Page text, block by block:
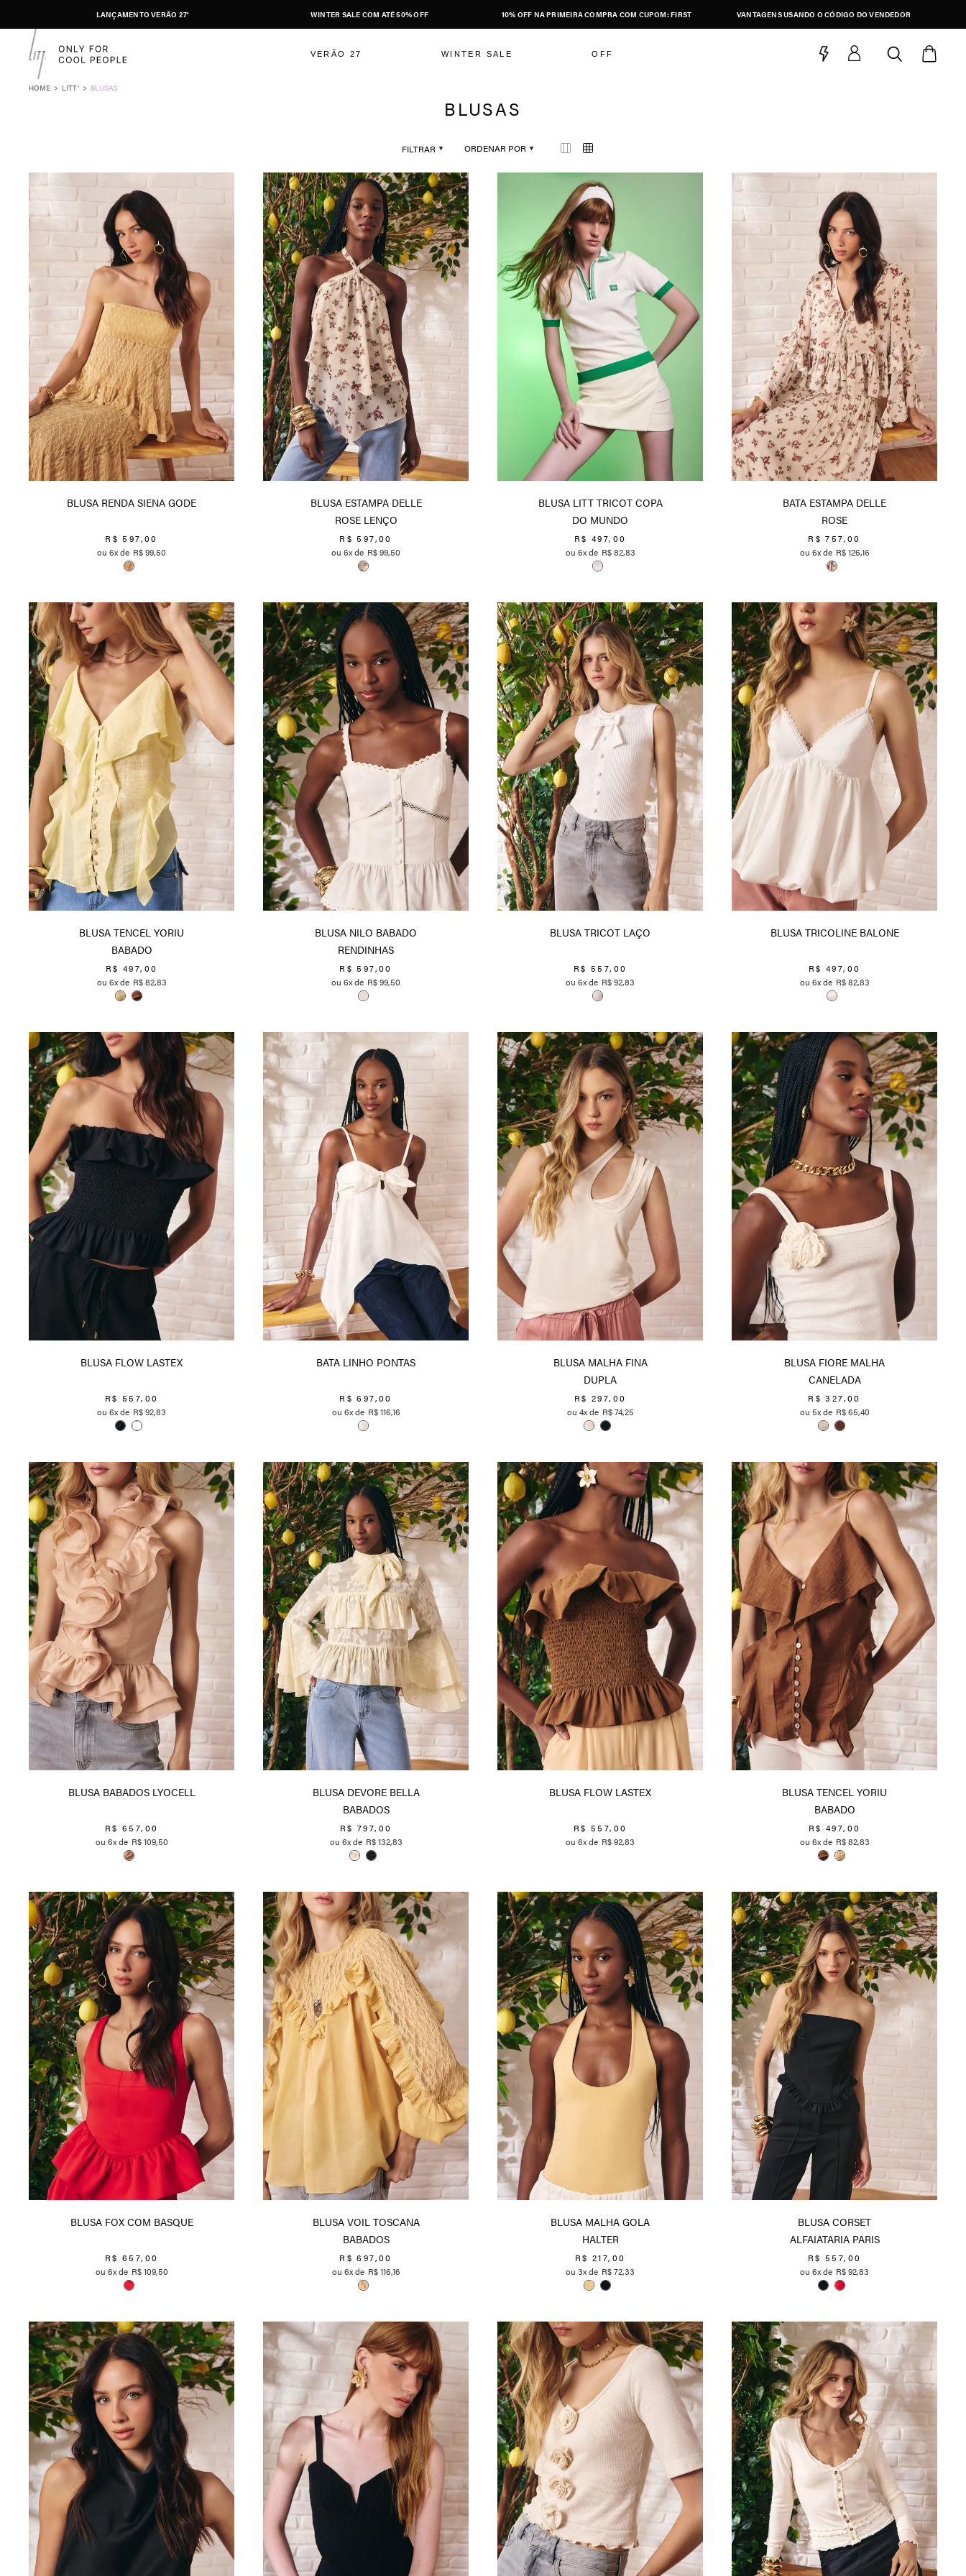
LANÇAMENTO VERÃO 27' WINTER SALE COM ATÉ 50% OFF 10% OFF NA PRIMEIRA COMPRA COM CUPOM: FIRST VANTAGENS USANDO O CÓDIGO DO VENDEDOR
VERÃO 27 WINTER SALE OFF
LITT' BLUSAS
BLUSAS
FILTRAR ORDENAR POR
BLUSA RENDA SIENA GODE
R$ 597,00
6
R$99,50
BLUSA ESTAMPA DELLE
ROSE LENÇO
R$ 597,00
6
R$99,50
BLUSA LITT TRICOT COPA
DO MUNDO
R$ 497, 00
6
R$82,83
BATA ESTAMPA DELLE
ROSE
R$ 757,00
6
R$126,16
BLUSA TENCEL YORIU
BABADO
R$ 497, 00
6
R$82,83
BLUSA NILO BABADO
RENDINHAS
R$ 597,00
6
R$99,50
BLUSA TRICOT LAÇO
R$ 557, 00
6
R$92,83
BLUSA TRICOLINE BALONE
R$ 497, 00
6
R$82,83
BLUSA FLOW LASTEX
R$ 557, 00
6
R$92,83
BATA LINHO PONTAS
R$ 697,00
6
R$116,16
BLUSA MALHA FINA
DUPLA
R$ 297, 00
4
R$74,25
BLUSA FIORE MALHA
CANELADA
R$ 327,00
5
R$65,40
BLUSA BABADOS LYOCELL
R$ 657, 00
6
R$109,50
BLUSA DEVORE BELLA
BABADOS
R$ 797, 00
6
R$132,83
BLUSA FLOW LASTEX
R$ 557, 00
6
R$92,83
BLUSA TENCEL YORIU
BABADO
R$ 497, 00
6
R$82,83
BLUSA FOX COM BASQUE
R$ 657, 00
6
R$109,50
BLUSA VOIL TOSCANA
BABADOS
R$ 697,00
6
R$116,16
BLUSA MALHA GOLA
HALTER
R$ 217, 00
3
R$72,33
BLUSA CORSET
ALFAIATARIA PARIS
R$ 557, 00
6
R$92,83